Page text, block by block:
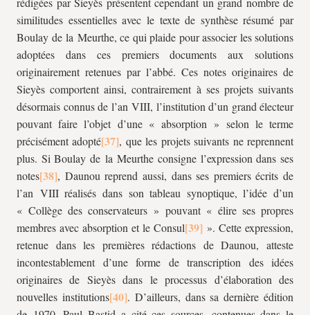
similitudes essentielles avec le texte de synthèse résumé par
Boulay de la Meurthe, ce qui plaide pour associer les solutions
adoptées dans ces premiers documents aux solutions
originairement retenues par l’abbé. Ces notes originaires de
Sieyès comportent ainsi, contrairement à ses projets suivants
désormais connus de l’an VIII, l’institution d’un grand électeur
pouvant faire l’objet d’une « absorption » selon le terme
précisément adopté
, que les projets suivants ne reprennent
plus. Si Boulay de la Meurthe consigne l’expression dans ses
notes
, Daunou reprend aussi, dans ses premiers écrits de
l’an VIII réalisés dans son tableau synoptique, l’idée d’un
« Collège des conservateurs » pouvant « élire ses propres
membres avec absorption et le Consul
». Cette expression,
retenue dans les premières rédactions de Daunou, atteste
incontestablement d’une forme de transcription des idées
originaires de Sieyès dans le processus d’élaboration des
nouvelles institutions
. D’ailleurs, dans sa dernière édition